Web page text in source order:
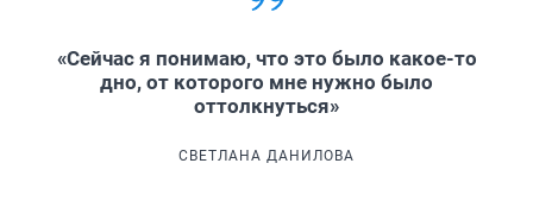
«Сейчас я понимаю, что это было какое-то
дно, от которого мне нужно было
оттолкнуться»
СВЕТЛАНА ДАНИЛОВА